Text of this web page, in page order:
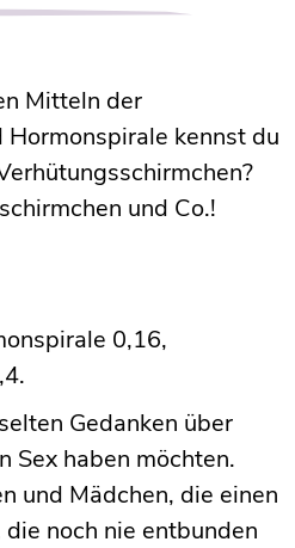
Mitteln der
kennst du
und Co.!
0,16,
Gedanken über
Sex haben möchten.
und Mädchen, die einen
noch nie entbunden